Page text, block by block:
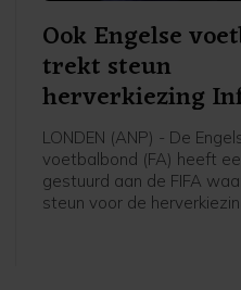
Ook Engelse
trekt steun
herverkiezing
in
LONDEN (ANP) - De
voetbalbond (FA) heeft
gestuurd aan de FIFA
steun voor de